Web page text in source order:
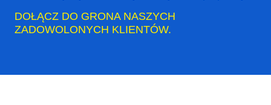
DOŁĄCZ DO GRONA NASZYCH
ZADOWOLONYCH KLIENTÓW.